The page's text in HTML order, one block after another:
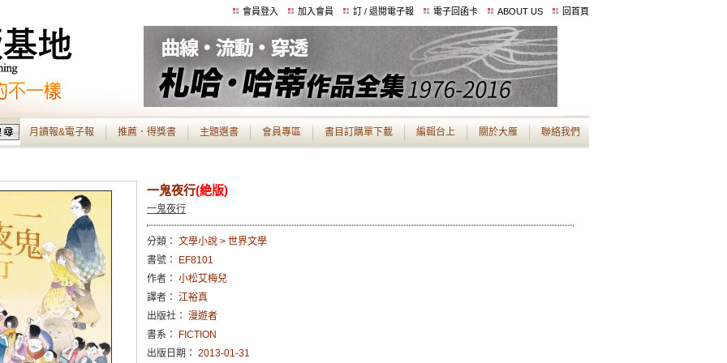
會員登入 加入會員 訂 / 退閱電子報 電子回函卡 ABOUT US 回首頁
月讀報&電子報 推薦．得獎書 主題選書 會員專區 書目訂購單下載 編輯台上 關於大雁 聯絡我們
一鬼夜行(絶版)
一鬼夜行
分類： 文學小說 > 世界文學
書號：
EF8101
作者： 小松艾梅兒
譯者： 江裕真
出版社： 漫遊者
書系：
FICTION
出版日期： 2013-01-31